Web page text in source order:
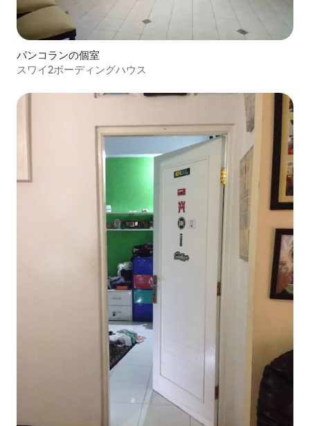
パンコランの個室
スワイ2ボーディングハウス